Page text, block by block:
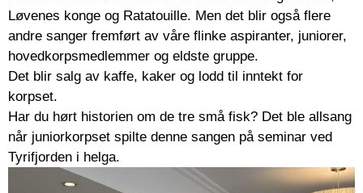
Løvenes konge og Ratatouille. Men det blir også flere
andre sanger fremført av våre flinke aspiranter, juniorer,
hovedkorpsmedlemmer og eldste gruppe.
Det blir salg av kaffe, kaker og lodd til inntekt for
korpset.
Har du hørt historien om de tre små fisk? Det ble allsang
når juniorkorpset spilte denne sangen på seminar ved
Tyrifjorden i helga.